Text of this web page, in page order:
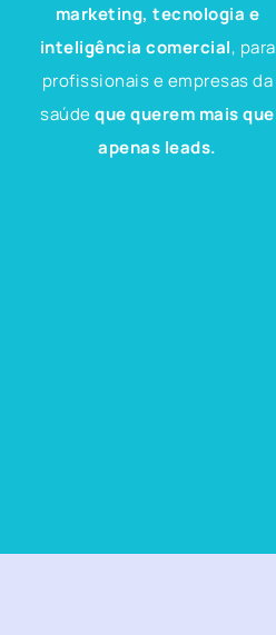
marketing, tecnologia e
inteligência comercial, para
profissionais e empresas da
saúdeque querem mais que
apenas leads.